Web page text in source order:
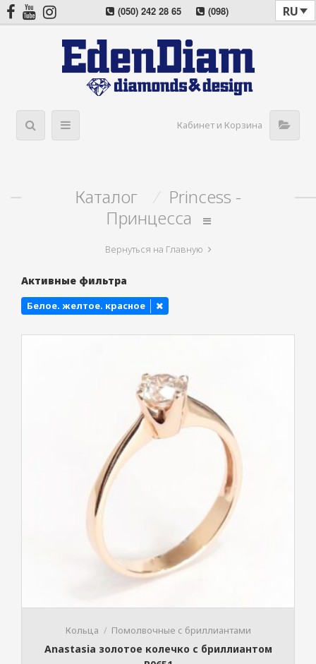
(050) 242 28 65
(098)
022 08 57
(044) 405 03 11
RU
Кабинет и Корзина
Каталог / Princess -
Принцесса
Вернуться на Главную
Активные фильтра
Белое. желтое. красное
Кольца Помолвочные с бриллиантами
Anastasia золотое колечко с бриллиантом